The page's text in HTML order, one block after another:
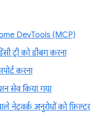
DevTools (MCP)
ट्री को डीबग करना
करना
सेव किया गया
नेटवर्क अनुरोधों को फ़िल्टर